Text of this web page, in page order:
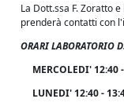
La Dott.ssa F. Zoratto
prenderà contatti con
ORARI LABORATORIO
MERCOLEDI' 12:40
LUNEDI' 12:40 -